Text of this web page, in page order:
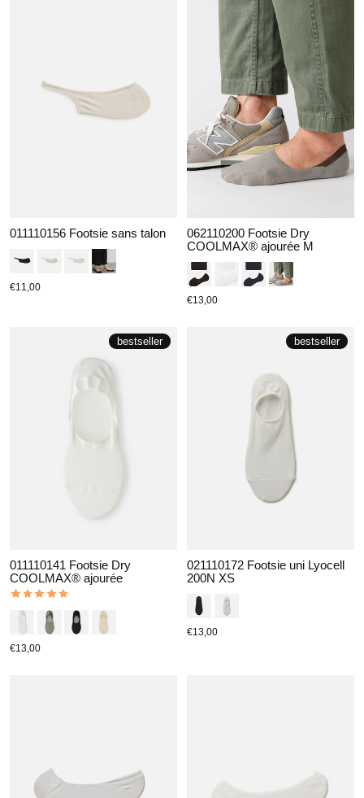
011110156 Footsie sans talon
€11,00
062110200 Footsie Dry
COOLMAX® ajourée M
€13,00
bestseller
011110141 Footsie Dry
COOLMAX® ajourée
The rating of this product is
out of 5
€13,00
bestseller
021110172 Footsie uni Lyocell
200N XS
€13,00